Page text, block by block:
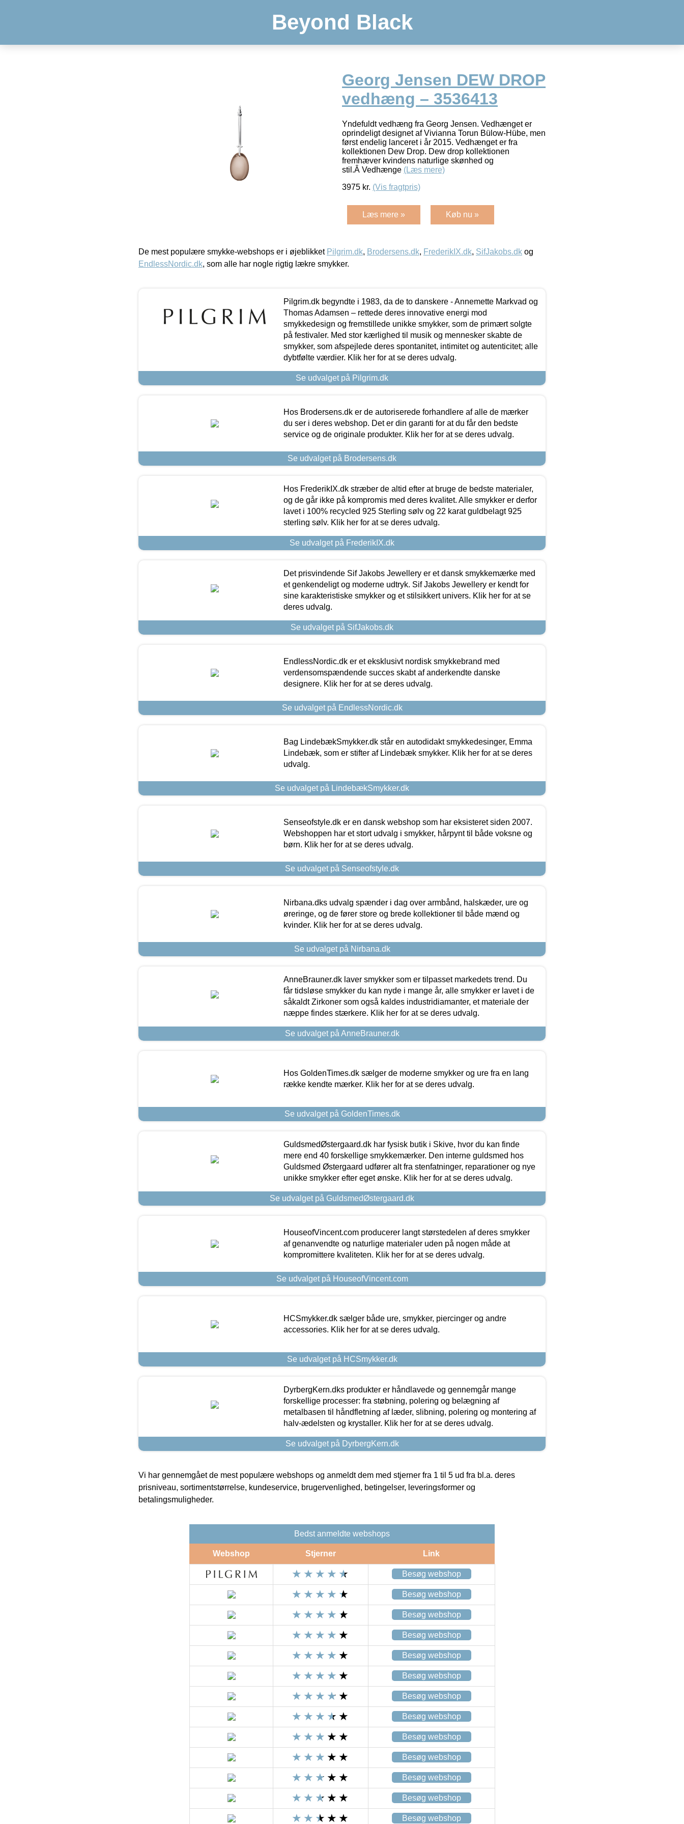
Beyond Black
Georg Jensen DEW DROP
vedhæng – 3536413
Yndefuldt vedhæng fra Georg Jensen. Vedhænget er
oprindeligt designet af Vivianna Torun Bülow-Hübe, men
først endelig lanceret i år 2015. Vedhænget er fra
kollektionen Dew Drop. Dew drop kollektionen
fremhæver kvindens naturlige skønhed og
stil.Â Vedhænge (Læs mere)
3975 kr. (Vis fragtpris)
Læs mere » Køb nu »
De mest populære smykke-webshops er i øjeblikket Pilgrim.dk, Brodersens.dk, FrederikIX.dk, SifJakobs.dk og
EndlessNordic.dk, som alle har nogle rigtig lækre smykker.
Pilgrim.dk begyndte i 1983, da de to danskere - Annemette Markvad og
Thomas Adamsen – rettede deres innovative energi mod
smykkedesign og fremstillede unikke smykker, som de primært solgte
på festivaler. Med stor kærlighed til musik og mennesker skabte de
smykker, som afspejlede deres spontanitet, intimitet og autenticitet; alle
dybtfølte værdier. Klik her for at se deres udvalg.
Se udvalget på Pilgrim.dk
Hos Brodersens.dk er de autoriserede forhandlere af alle de mærker
du ser i deres webshop. Det er din garanti for at du får den bedste
service og de originale produkter. Klik her for at se deres udvalg.
Se udvalget på Brodersens.dk
Hos FrederikIX.dk stræber de altid efter at bruge de bedste materialer,
og de går ikke på kompromis med deres kvalitet. Alle smykker er derfor
lavet i 100% recycled 925 Sterling sølv og 22 karat guldbelagt 925
sterling sølv. Klik her for at se deres udvalg.
Se udvalget på FrederikIX.dk
Det prisvindende Sif Jakobs Jewellery er et dansk smykkemærke med
et genkendeligt og moderne udtryk. Sif Jakobs Jewellery er kendt for
sine karakteristiske smykker og et stilsikkert univers. Klik her for at se
deres udvalg.
Se udvalget på SifJakobs.dk
EndlessNordic.dk er et eksklusivt nordisk smykkebrand med
verdensomspændende succes skabt af anderkendte danske
designere. Klik her for at se deres udvalg.
Se udvalget på EndlessNordic.dk
Bag LindebækSmykker.dk står en autodidakt smykkedesinger, Emma
Lindebæk, som er stifter af Lindebæk smykker. Klik her for at se deres
udvalg.
Se udvalget på LindebækSmykker.dk
Senseofstyle.dk er en dansk webshop som har eksisteret siden 2007.
Webshoppen har et stort udvalg i smykker, hårpynt til både voksne og
børn. Klik her for at se deres udvalg.
Se udvalget på Senseofstyle.dk
Nirbana.dks udvalg spænder i dag over armbånd, halskæder, ure og
øreringe, og de fører store og brede kollektioner til både mænd og
kvinder. Klik her for at se deres udvalg.
Se udvalget på Nirbana.dk
AnneBrauner.dk laver smykker som er tilpasset markedets trend. Du
får tidsløse smykker du kan nyde i mange år, alle smykker er lavet i de
såkaldt Zirkoner som også kaldes industridiamanter, et materiale der
næppe findes stærkere. Klik her for at se deres udvalg.
Se udvalget på AnneBrauner.dk
Hos GoldenTimes.dk sælger de moderne smykker og ure fra en lang
række kendte mærker. Klik her for at se deres udvalg.
Se udvalget på GoldenTimes.dk
GuldsmedØstergaard.dk har fysisk butik i Skive, hvor du kan finde
mere end 40 forskellige smykkemærker. Den interne guldsmed hos
Guldsmed Østergaard udfører alt fra stenfatninger, reparationer og nye
unikke smykker efter eget ønske. Klik her for at se deres udvalg.
Se udvalget på GuldsmedØstergaard.dk
HouseofVincent.com producerer langt størstedelen af deres smykker
af genanvendte og naturlige materialer uden på nogen måde at
kompromittere kvaliteten. Klik her for at se deres udvalg.
Se udvalget på HouseofVincent.com
HCSmykker.dk sælger både ure, smykker, piercinger og andre
accessories. Klik her for at se deres udvalg.
Se udvalget på HCSmykker.dk
DyrbergKern.dks produkter er håndlavede og gennemgår mange
forskellige processer: fra støbning, polering og belægning af
metalbasen til håndfletning af læder, slibning, polering og montering af
halv-ædelsten og krystaller. Klik her for at se deres udvalg.
Se udvalget på DyrbergKern.dk
Vi har gennemgået de mest populære webshops og anmeldt dem med stjerner fra 1 til 5 ud fra bl.a. deres
prisniveau, sortimentstørrelse, kundeservice, brugervenlighed, betingelser, leveringsformer og
betalingsmuligheder.
Bedst anmeldte webshops
Webshop Stjerner Link
Besøg webshop
Besøg webshop
Besøg webshop
Besøg webshop
Besøg webshop
Besøg webshop
Besøg webshop
Besøg webshop
Besøg webshop
Besøg webshop
Besøg webshop
Besøg webshop
Besøg webshop